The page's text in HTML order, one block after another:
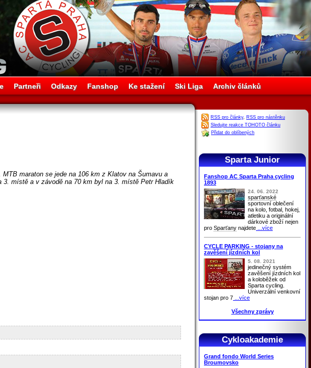
Partneři Odkazy Fanshop Ke stažení Ski Liga Archiv článků
maraton se jede na 106 km z Klatov na Šumavu a
3. místě a v závodě na 70 km byl na 3. místě Petr Hladík
RSS pro články, RSS pro nástěnku
Sledujte reakce TOHOTO článku
Přidat do oblíbených
Sparta Junior
Fanshop AC Sparta Praha cycling
1893
24. 06. 2022
sparťanské
sportovní oblečení
na kolo, fotbal, hokej,
atletiku a originální
dárkové zboží nejen
pro Sparťany najdete ...více
CYCLE PARKING - stojany na
zavěšení jízdních kol
5. 08. 2021
jedinečný systém
zavěšení jízdních kol
a koloběžek od
Sparta cycling.
Univerzální venkovní
stojan pro 7 ...více
Všechny zprávy
Cykloakademie
Grand fondo World Series
Broumovsko